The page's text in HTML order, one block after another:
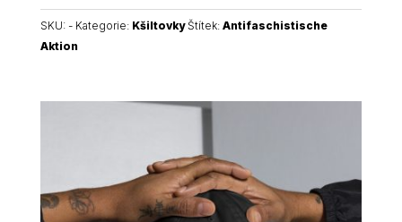
SKU: - Kategorie: Kšiltovky Štítek: Antifaschistische
Aktion